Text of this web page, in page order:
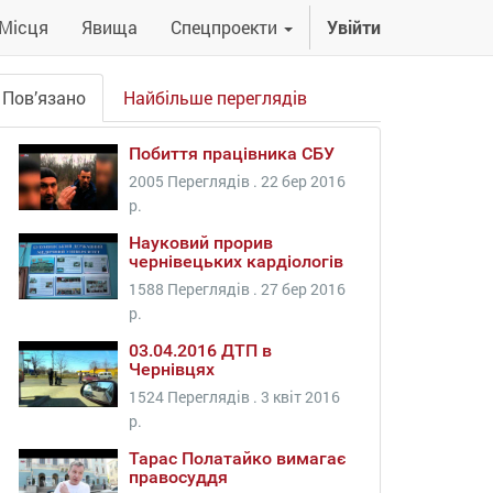
Явища Спецпроекти Увійти
Пов’язано Найбільше переглядів
Побиття працівника СБУ
2005 Переглядів . 22 бер 2016
р.
Науковий прорив
чернівецьких кардіологів
1588 Переглядів . 27 бер 2016
р.
03.04.2016 ДТП в
Чернівцях
1524 Переглядів . 3 квіт 2016
р.
Тарас Полатайко вимагає
правосуддя